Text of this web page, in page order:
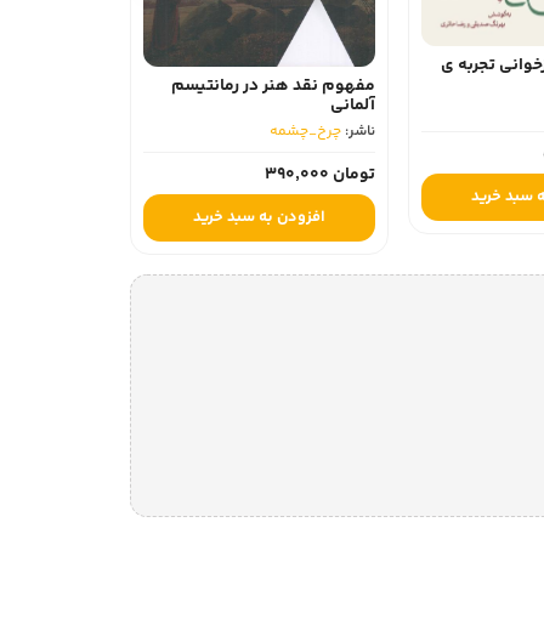
تجربه‌ ی
سبد خرید
مفهوم نقد هنر در رمانتیسم
آلمانی
ناشر: چرخ_چشمه
تومان 390,000
افزودن به سبد خرید